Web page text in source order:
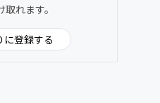
れます。
に登録する